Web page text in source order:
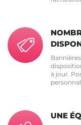
à jour.
UNE